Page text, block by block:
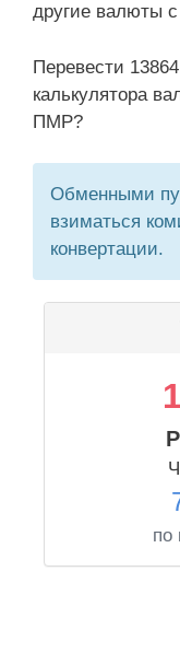
другие валюты
Перевести
калькулятора
ПМР?
Обменными
взиматься
конвертации.
по